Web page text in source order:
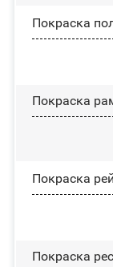
Покраска
Покраска
Покраска
Покраска